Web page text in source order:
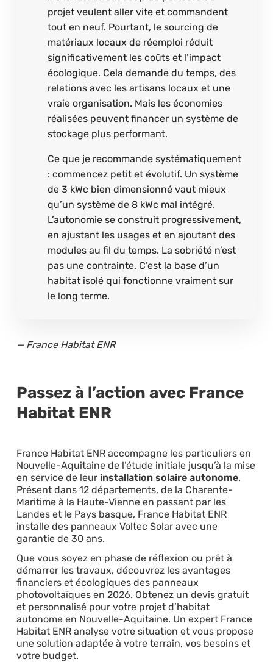
projet veulent aller vite et commandent
tout en neuf. Pourtant, le sourcing de
matériaux locaux de réemploi réduit
significativement les coûts et l’impact
écologique. Cela demande du temps, des
relations avec les artisans locaux et une
vraie organisation. Mais les économies
réalisées peuvent financer un système de
stockage plus performant.
Ce que je recommande systématiquement
: commencez petit et évolutif. Un système
de 3 kWc bien dimensionné vaut mieux
qu’un système de 8 kWc mal intégré.
L’autonomie se construit progressivement,
en ajustant les usages et en ajoutant des
modules au fil du temps. La sobriété n’est
pas une contrainte. C’est la base d’un
habitat isolé qui fonctionne vraiment sur
le long terme.
— France Habitat ENR
Passez à l’action avec France
Habitat ENR
France Habitat ENR accompagne les particuliers en
Nouvelle-Aquitaine de l’étude initiale jusqu’à la mise
en service de leur installation solaire autonome.
Présent dans 12 départements, de la Charente-
Maritime à la Haute-Vienne en passant par les
Landes et le Pays basque, France Habitat ENR
installe des panneaux Voltec Solar avec une
garantie de 30 ans.
Que vous soyez en phase de réflexion ou prêt à
démarrer les travaux, découvrez les avantages
financiers et écologiques des panneaux
photovoltaïques en 2026. Obtenez un devis gratuit
et personnalisé pour votre projet d’habitat
autonome en Nouvelle-Aquitaine. Un expert France
Habitat ENR analyse votre situation et vous propose
une solution adaptée à votre terrain, vos besoins et
votre budget.